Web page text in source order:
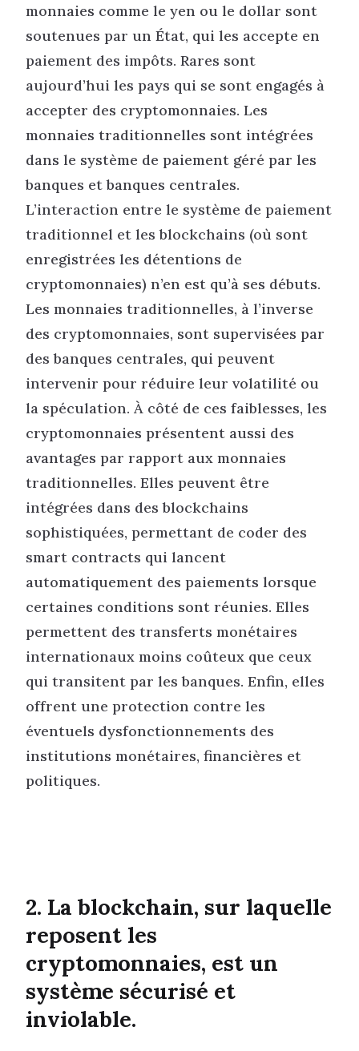
monnaies comme le yen ou le dollar sont
soutenues par un État, qui les accepte en
paiement des impôts. Rares sont
aujourd’hui les pays qui se sont engagés à
accepter des cryptomonnaies. Les
monnaies traditionnelles sont intégrées
dans le système de paiement géré par les
banques et banques centrales.
L’interaction entre le système de paiement
traditionnel et les blockchains (où sont
enregistrées les détentions de
cryptomonnaies) n’en est qu’à ses débuts.
Les monnaies traditionnelles, à l’inverse
des cryptomonnaies, sont supervisées par
des banques centrales, qui peuvent
intervenir pour réduire leur volatilité ou
la spéculation. À côté de ces faiblesses, les
cryptomonnaies présentent aussi des
avantages par rapport aux monnaies
traditionnelles. Elles peuvent être
intégrées dans des blockchains
sophistiquées, permettant de coder des
smart contracts qui lancent
automatiquement des paiements lorsque
certaines conditions sont réunies. Elles
permettent des transferts monétaires
internationaux moins coûteux que ceux
qui transitent par les banques. Enfin, elles
offrent une protection contre les
éventuels dysfonctionnements des
institutions monétaires, financières et
politiques.
2. La blockchain, sur laquelle
reposent les
cryptomonnaies, est un
système sécurisé et
inviolable.